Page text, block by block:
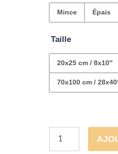
Mince Épais
Taille
20x25 cm / 8x10″
70x100 cm /